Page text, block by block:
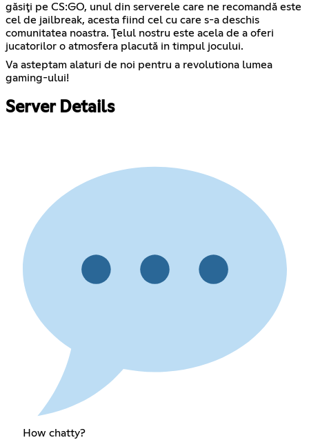
găsiţi pe CS:GO, unul din serverele care ne recomandă este
cel de jailbreak, acesta fiind cel cu care s-a deschis
comunitatea noastra. Ţelul nostru este acela de a oferi
jucatorilor o atmosfera placută in timpul jocului.
Va asteptam alaturi de noi pentru a revolutiona lumea
gaming-ului!
Server Details
How chatty?